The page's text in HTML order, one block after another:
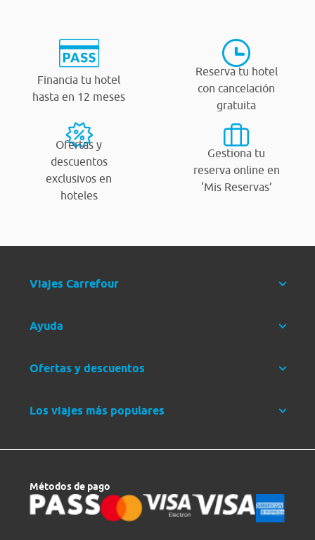
Financia tu hotel
hasta en 12 meses
Reserva tu hotel
con cancelación
gratuita
Ofertas y
descuentos
exclusivos en
hoteles
Gestiona tu
reserva online en
‘Mis Reservas’
Viajes Carrefour
Ayuda
Ofertas y descuentos
Los viajes más populares
Métodos de pago